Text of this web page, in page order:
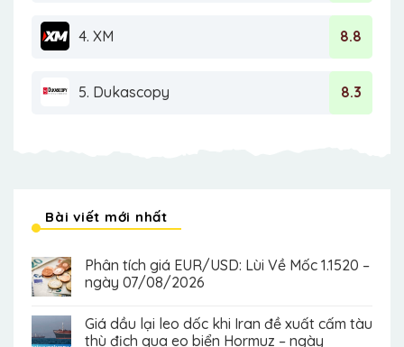
4. XM 8.8
5. Dukascopy 8.3
Bài viết mới nhất
Phân tích giá EUR/USD: Lùi Về Mốc 1.1520 –
ngày 07/08/2026
Giá dầu lại leo dốc khi Iran đề xuất cấm tàu
thù địch qua eo biển Hormuz – ngày